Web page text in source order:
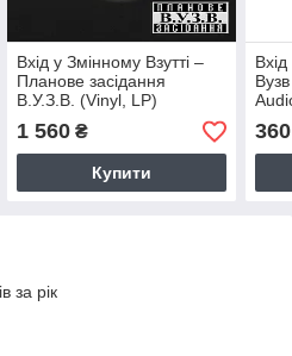
Вхід у Змінному Взутті –
Планове засідання
В.У.З.В. (Vinyl, LP)
1 560₴
Купити
360
за рік